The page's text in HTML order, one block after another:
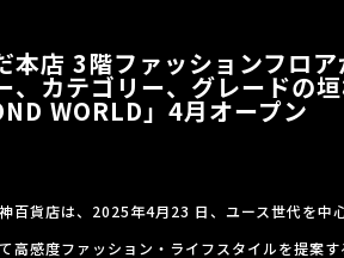
本店 3階ファッションフロア
、カテゴリー、グレードの
WORLD」4月オープン
百貨店は、2025年4月23 日、ユース世代を中
高感度ファッション・ライフスタイルを提案